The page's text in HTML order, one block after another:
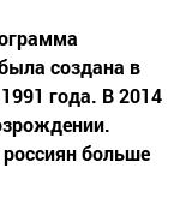
создана в
года. В 2014
больше